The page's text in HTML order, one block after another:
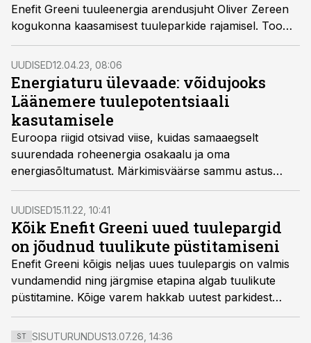
Enefit Greeni tuuleenergia arendusjuht Oliver Zereen
kogukonna kaasamisest tuuleparkide rajamisel. Toome
välja kümme soovitust, mida Zereen kogemustele
tuginedes andis.
UUDISED12.04.23, 08:06
Energiaturu ülevaade: võidujooks
Läänemere tuulepotentsiaali
kasutamisele
Euroopa riigid otsivad viise, kuidas samaaegselt
suurendada roheenergia osakaalu ja oma
energiasõltumatust. Märkimisväärse sammu astus
Soome, kes soovib 2030. aastaks rajada 6 gigavati
jagu meretuuleparke.
UUDISED15.11.22, 10:41
Kõik Enefit Greeni uued tuulepargid
on jõudnud tuulikute püstitamiseni
Enefit Greeni kõigis neljas uues tuulepargis on valmis
vundamendid ning järgmise etapina algab tuulikute
püstitamine. Kõige varem hakkab uutest parkidest
elektrit tootma Šilale II Leedus, kus on juba püsti 11
tuulikut.
ST SISUTURUNDUS13.07.26, 14:36